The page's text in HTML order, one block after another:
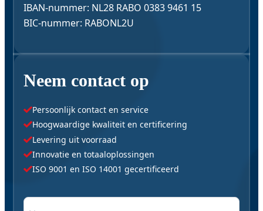
IBAN-nummer: NL28 RABO 0383 9461 15
BIC-nummer: RABONL2U
Neem contact op
Persoonlijk contact en service
Hoogwaardige kwaliteit en certificering
Levering uit voorraad
Innovatie en totaaloplossingen
ISO 9001 en ISO 14001 gecertificeerd
"Naam